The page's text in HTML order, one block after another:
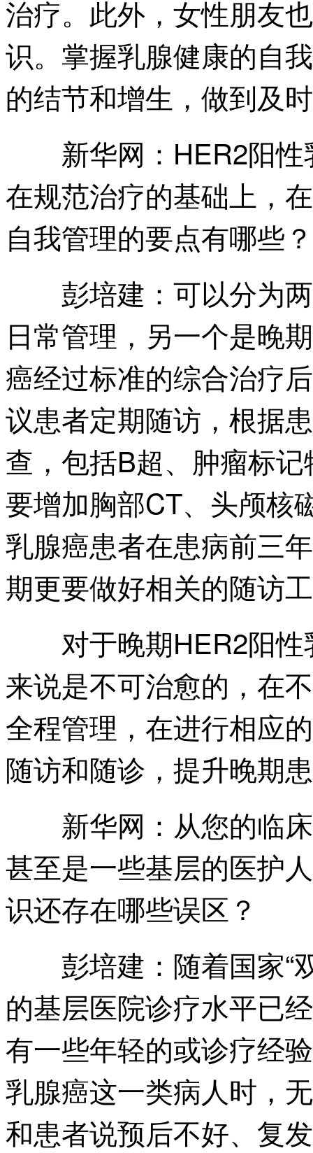
治疗。此外，女性朋友
识。掌握乳腺健康的自
的结节和增生，做到及
新华网： HER2阳
在规范治疗的基础上，
自我管理的要点有哪些？
彭培建： 可以分为
日常管理，另一个是晚
癌经过标准的综合治疗
议患者定期随访，根据
查，包括B超、肿瘤标
要增加胸部CT、头颅核
乳腺癌患者在患病前三
期更要做好相关的随访
对于晚期HER2阳性
来说是不可治愈的，在
全程管理，在进行相应
随访和随诊，提升晚期
新华网： 从您的临
甚至是一些基层的医护
识还存在哪些误区？
彭培建： 随着国家“
的基层医院诊疗水平已
有一些年轻的或诊疗经
乳腺癌这一类病人时，
和患者说预后不好、复